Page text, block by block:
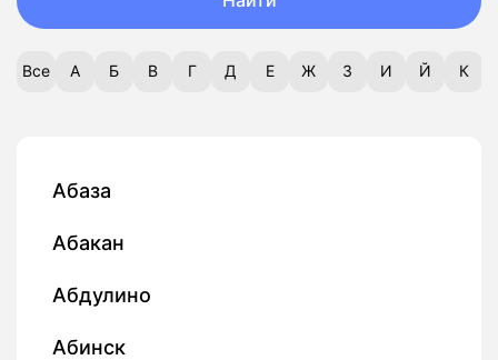
Все А Б В Г Д Е Ж З И Й К
Абаза
Абакан
Абдулино
Абинск